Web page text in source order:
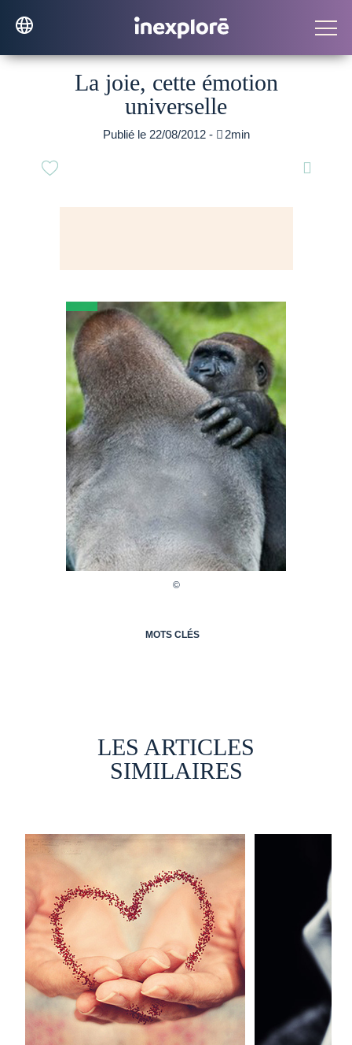
La joie, cette émotion
universelle
Publié le 22/08/2012 -  2min

MOTS CLÉS
LES ARTICLES
SIMILAIRES